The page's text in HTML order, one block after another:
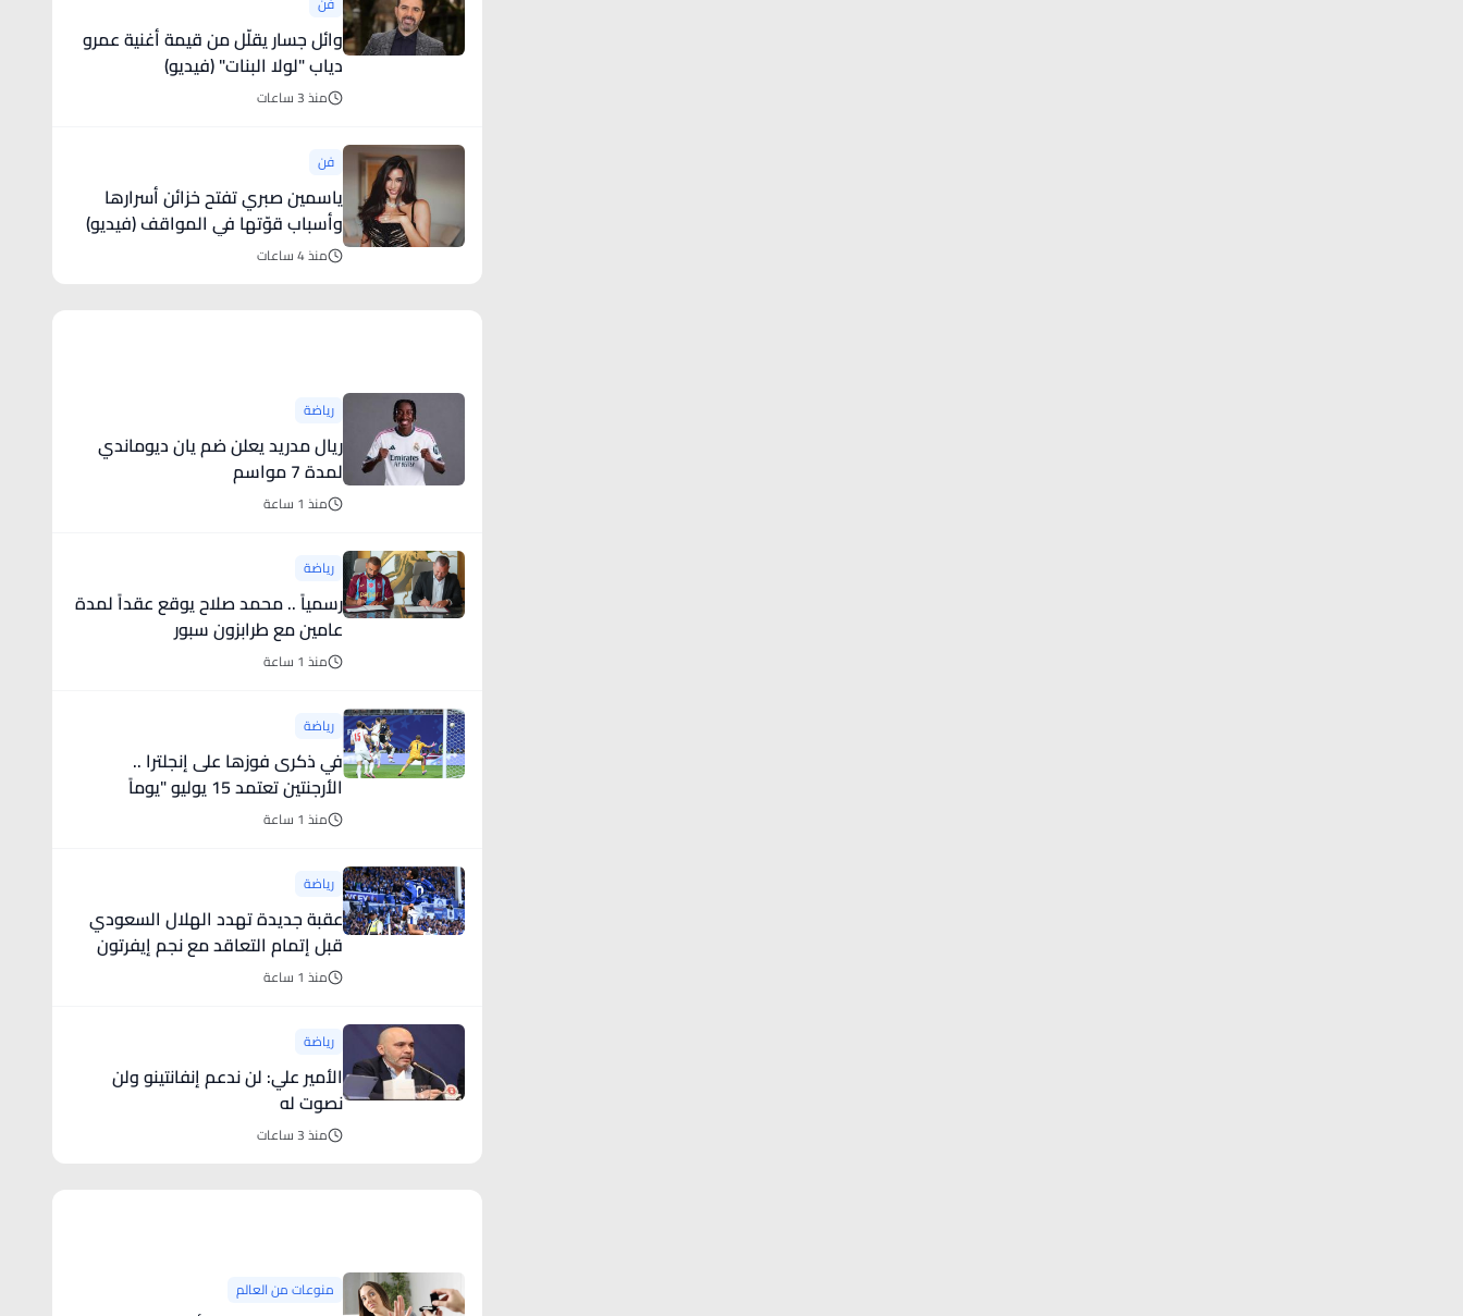
وائل جسار يقلّل من قيمة أغنية عمرو
دياب "لولا البنات" (فيديو)
منذ 3 ساعات
فن
ياسمين صبري تفتح خزائن أسرارها
وأسباب قوّتها في المواقف (فيديو)
منذ 4 ساعات
رياضة
ريال مدريد يعلن ضم يان ديوماندي
لمدة 7 مواسم
منذ 1 ساعة
رياضة
رسمياً .. محمد صلاح يوقع عقداً لمدة
عامين مع طرابزون سبور
منذ 1 ساعة
رياضة
في ذكرى فوزها على إنجلترا ..
الأرجنتين تعتمد 15 يوليو "يوماً
للمنتخبات الوطنية"
منذ 1 ساعة
رياضة
عقبة جديدة تهدد الهلال السعودي
قبل إتمام التعاقد مع نجم إيفرتون
منذ 1 ساعة
رياضة
الأمير علي: لن ندعم إنفانتينو ولن
نصوت له
منذ 3 ساعات
منوعات من العالم